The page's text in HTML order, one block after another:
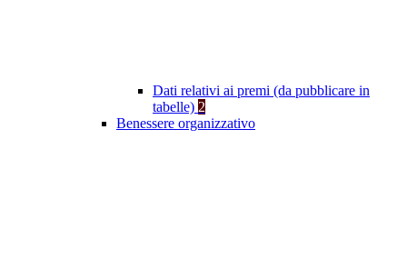
Dati relativi ai premi (da pubblicare in
tabelle) 2
Benessere organizzativo